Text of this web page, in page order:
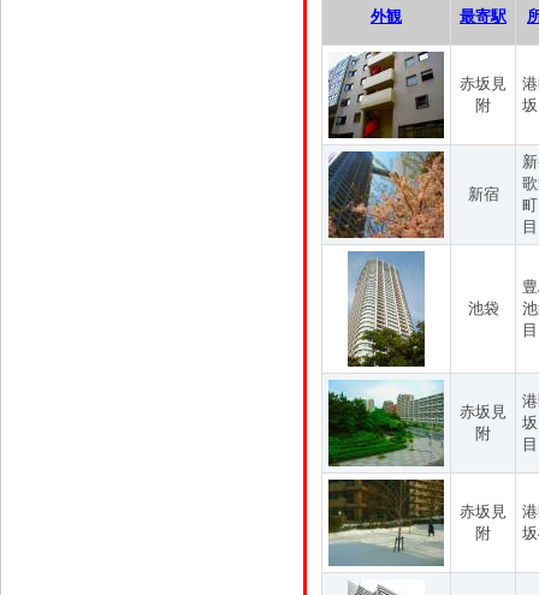
外観 最寄駅
赤坂見
附
新宿
目
池袋
目
赤坂見
附
目
赤坂見
附